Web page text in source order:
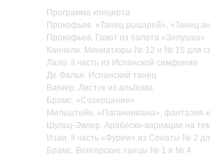
Программа концерта:
Прокофьев. «Танец рыцарей», «Танец
Прокофьев. Гавот из балета «Золушка»
Канчели. Миниатюры № 12 и № 15 для
Лало. II часть из Испанской симфонии
Де Фалья. Испанский танец
Вагнер. Листок из альбома
Брамс. «Созерцание»
Мильштейн. «Паганиниана», фантазия
Шульц-Эвлер. Арабески-вариации на
Изаи. II часть «Фурии» из Сонаты № 2
Брамс. Венгерские танцы № 1 и № 4